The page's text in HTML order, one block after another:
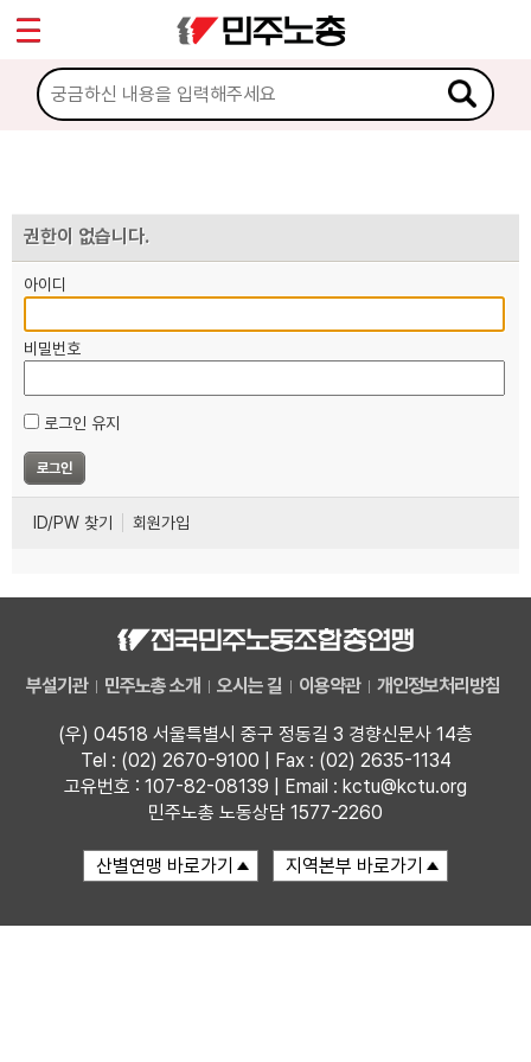
권한이 없습니다.
아이디
비밀번호
로그인 유지
ID/PW 찾기 회원가입
부설기관 민주노총 소개 오시는 길 이용약관 개인정보처리방침
(우) 04518 서울특별시 중구 정동길 3 경향신문사 14층
Tel : (02) 2670-9100 | Fax : (02) 2635-1134
고유번호 : 107-82-08139 | Email : kctu@kctu.org
민주노총 노동상담 1577-2260
마이페이지
소개
노동상담
자료
부설기관
업무